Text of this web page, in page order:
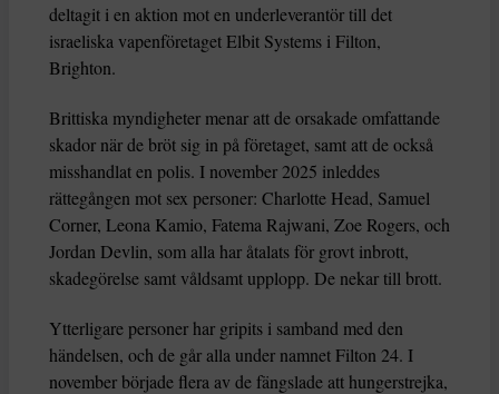
deltagit i en aktion mot en underleverantör till det
israeliska vapenföretaget Elbit Systems i Filton,
Brighton.
Brittiska myndigheter menar att de orsakade omfattande
skador när de bröt sig in på företaget, samt att de också
misshandlat en polis. I november 2025 inleddes
rättegången mot sex personer: Charlotte Head, Samuel
Corner, Leona Kamio, Fatema Rajwani, Zoe Rogers, och
Jordan Devlin, som alla har åtalats för grovt inbrott,
skadegörelse samt våldsamt upplopp. De nekar till brott.
Ytterligare personer har gripits i samband med den
händelsen, och de går alla under namnet Filton 24. I
november började flera av de fängslade att hungerstrejka,